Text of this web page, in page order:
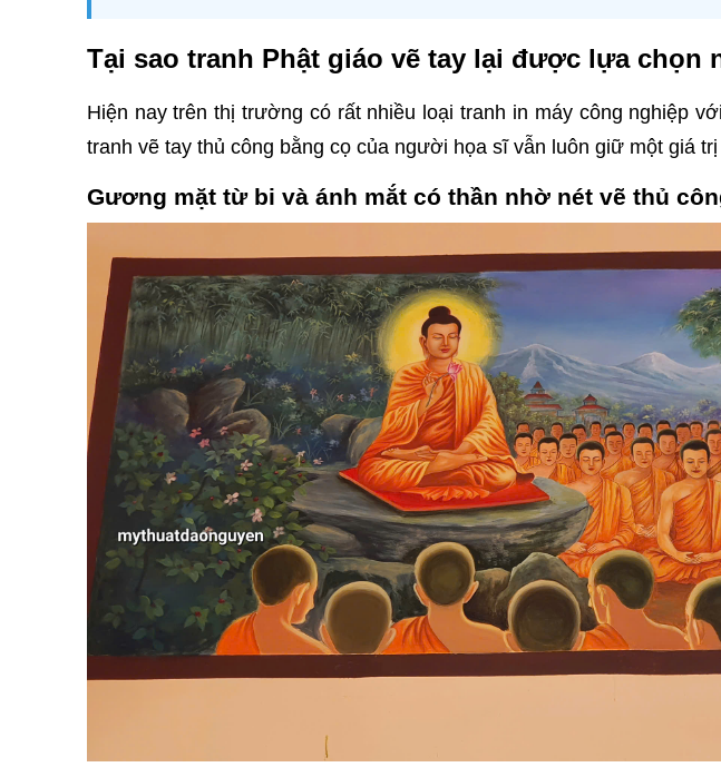
Tại sao tranh Phật giáo vẽ tay lại được lựa chọn
Hiện nay trên thị trường có rất nhiều loại tranh in máy công nghiệp
tranh vẽ tay thủ công bằng cọ của người họa sĩ vẫn luôn giữ một giá
Gương mặt từ bi và ánh mắt có thần nhờ nét vẽ thủ